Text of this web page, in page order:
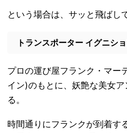
という場合は、サッと飛ばし
トランスポーター イグニシ
プロの運び屋フランク・マー
イン)のもとに、妖艶な美女ア
る。
時間通りにフランクが到着す